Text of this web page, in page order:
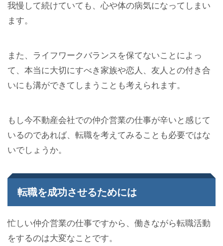
我慢して続けていても、心や体の病気になってしまい
ます。
また、ライフワークバランスを保てないことによっ
て、本当に大切にすべき家族や恋人、友人との付き合
いにも溝ができてしまうことも考えられます。
もし今不動産会社での仲介営業の仕事が辛いと感じて
いるのであれば、転職を考えてみることも必要ではな
いでしょうか。
転職を成功させるためには
忙しい仲介営業の仕事ですから、働きながら転職活動
をするのは大変なことです。